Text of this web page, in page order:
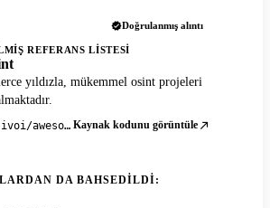
Doğrulanmış alıntı
REFERANS LISTESI
yıldızla, mükemmel osint projeleri
github.com/jivoi/awesome-osint Kaynak kodunu görüntüle
DA BAHSEDILDI: